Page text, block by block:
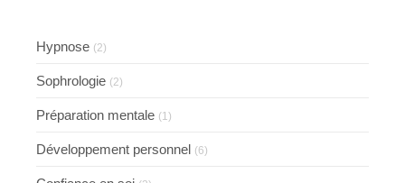
Hypnose (2)
Sophrologie (2)
Préparation mentale (1)
Développement personnel (6)